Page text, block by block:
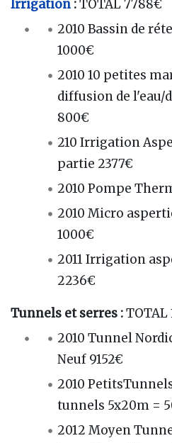
Irrigation :TOTAL 7788€
2010 Bassin de
1000€
2010 10 petites
diffusion de l'eau/
800€
210 Irrigation
partie 2377€
2010 Pompe
2010 Micro
1000€
2011 Irrigation
2236€
Tunnels et serres :TOTAL
2010 Tunnel
Neuf 9152€
2010
tunnels 5x20m =
2012 Moyen